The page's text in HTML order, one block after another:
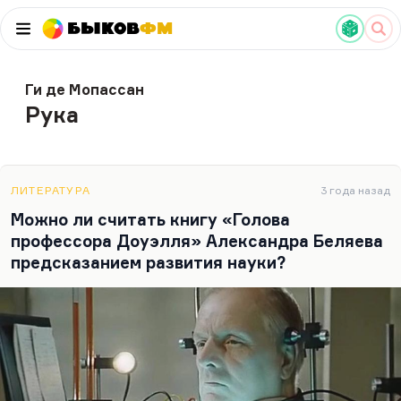
БыковФМ
Ги де Мопассан
Рука
ЛИТЕРАТУРА 3 года назад
Можно ли считать книгу «Голова
профессора Доуэлля» Александра Беляева
предсказанием развития науки?